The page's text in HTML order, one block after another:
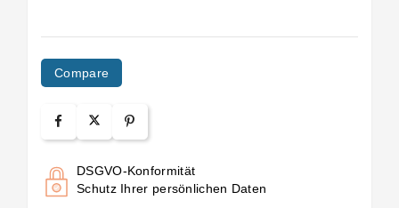
Compare
DSGVO-Konformität
Schutz Ihrer persönlichen Daten